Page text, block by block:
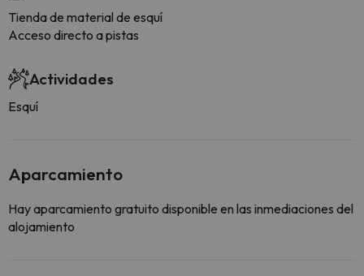
Tienda de material de esquí
Acceso directo a pistas
Actividades
Esquí
Aparcamiento
Hay aparcamiento gratuito disponible en las inmediaciones del
alojamiento